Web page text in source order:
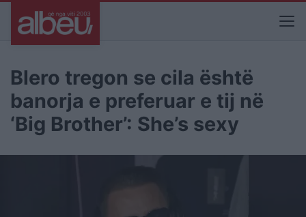
Blero tregon se cila është
banorja e preferuar e tij në
‘Big Brother’: She’s sexy